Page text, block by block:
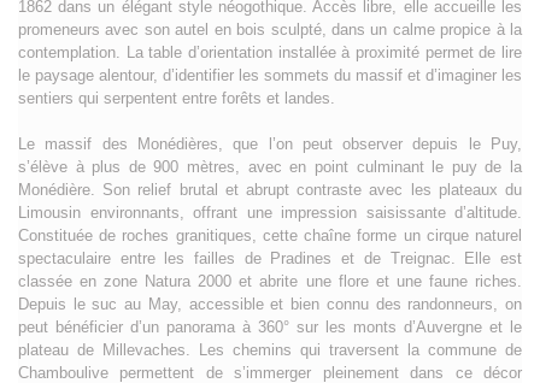
1862 dans un élégant style néogothique. Accès libre, elle accueille les
promeneurs avec son autel en bois sculpté, dans un calme propice à la
contemplation. La table d’orientation installée à proximité permet de lire
le paysage alentour, d’identifier les sommets du massif et d’imaginer les
sentiers qui serpentent entre forêts et landes.
Le massif des Monédières, que l’on peut observer depuis le Puy,
s’élève à plus de 900 mètres, avec en point culminant le puy de la
Monédière. Son relief brutal et abrupt contraste avec les plateaux du
Limousin environnants, offrant une impression saisissante d’altitude.
Constituée de roches granitiques, cette chaîne forme un cirque naturel
spectaculaire entre les failles de Pradines et de Treignac. Elle est
classée en zone Natura 2000 et abrite une flore et une faune riches.
Depuis le suc au May, accessible et bien connu des randonneurs, on
peut bénéficier d’un panorama à 360° sur les monts d’Auvergne et le
plateau de Millevaches. Les chemins qui traversent la commune de
Chamboulive permettent de s’immerger pleinement dans ce décor